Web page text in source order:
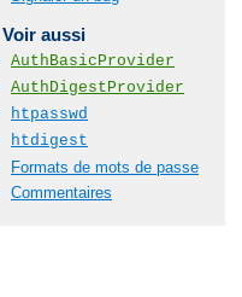
Voir aussi
AuthBasicProvider
AuthDigestProvider
htpasswd
htdigest
Formats de mots de passe
Commentaires